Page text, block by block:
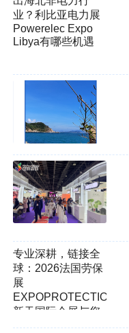
专业深耕，链接全
球：2026法国劳保
展
EXPOPROTECTION，
新天国际会展与您
共赴巴黎